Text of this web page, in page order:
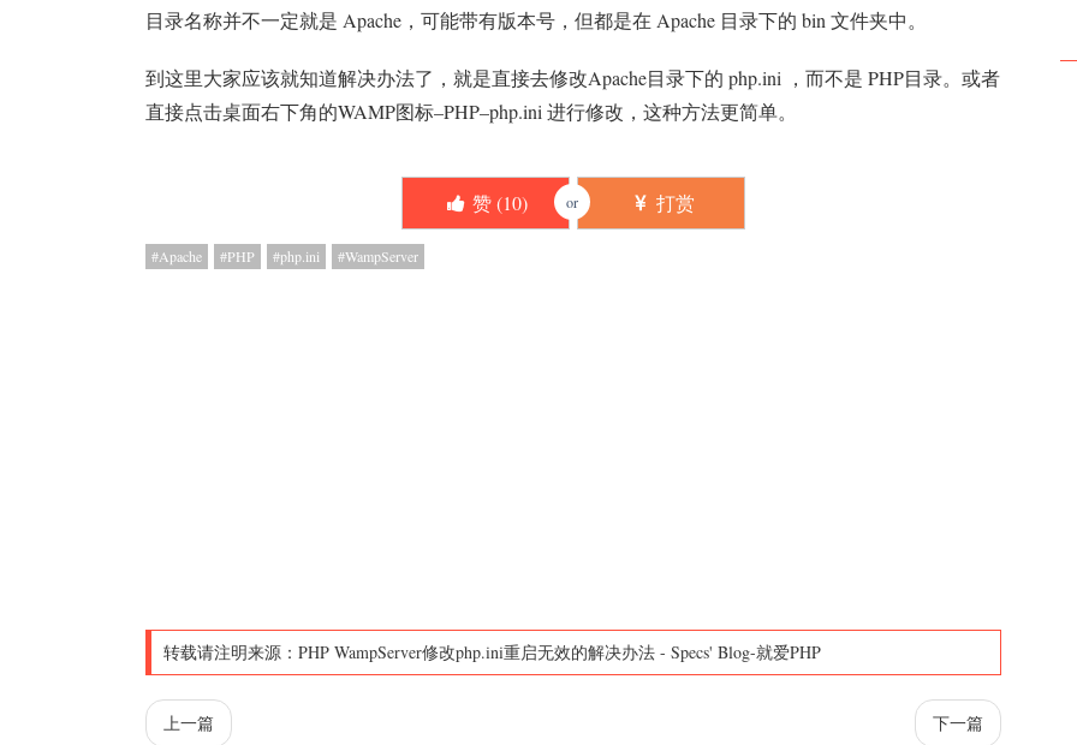
目录名称并不一定就是 Apache，可能带有版本号，但都是在 Apache 目录下的 bin 文件夹中。
到这里大家应该就知道解决办法了，就是直接去修改Apache目录下的 php.ini ，而不是 PHP目录。或者
直接点击桌面右下角的WAMP图标–PHP–php.ini 进行修改，这种方法更简单。
赞 (10) or 打赏
Apache PHP php.ini WampServer
转载请注明来源： PHP WampServer修改php.ini重启无效的解决办法 - Specs' Blog-就爱PHP
上一篇 下一篇